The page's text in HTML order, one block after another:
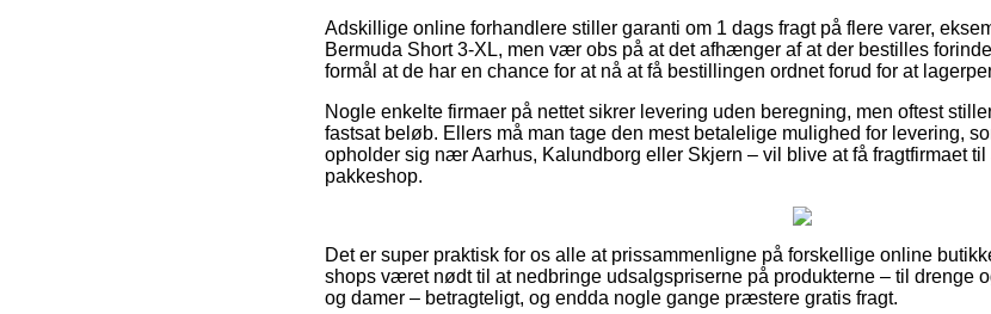
Adskillige online forhandlere stiller garanti om 1 dags fragt på flere varer,
Bermuda Short 3-XL, men vær obs på at det afhænger af at der bestilles
formål at de har en chance for at nå at få bestillingen ordnet forud for at
Nogle enkelte firmaer på nettet sikrer levering uden beregning, men oftest
fastsat beløb. Ellers må man tage den mest betalelige mulighed for levering,
opholder sig nær Aarhus, Kalundborg eller Skjern – vil blive at få fragtfirmaet
pakkeshop.
Det er super praktisk for os alle at prissammenligne på forskellige online
shops været nødt til at nedbringe udsalgspriserne på produkterne – til drenge
og damer – betragteligt, og endda nogle gange præstere gratis fragt.